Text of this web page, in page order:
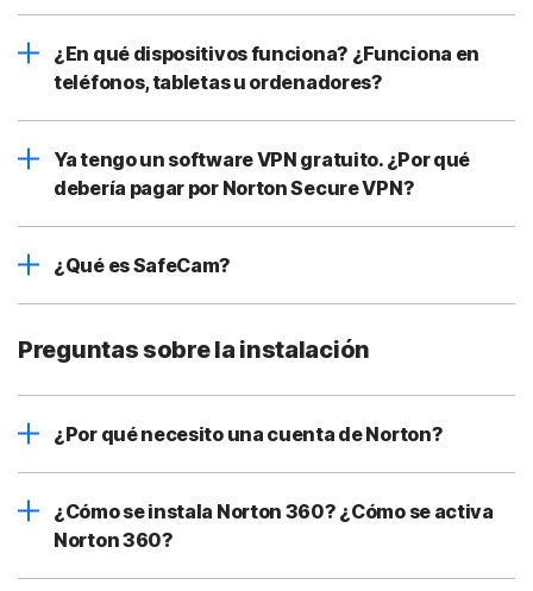
¿En qué dispositivos funciona? ¿Funciona en
teléfonos, tabletas u ordenadores?
Ya tengo un software VPN gratuito. ¿Por qué
debería pagar por Norton Secure VPN?
¿Qué es SafeCam?
Preguntas sobre la instalación
¿Por qué necesito una cuenta de Norton?
¿Cómo se instala Norton 360? ¿Cómo se activa
Norton 360?